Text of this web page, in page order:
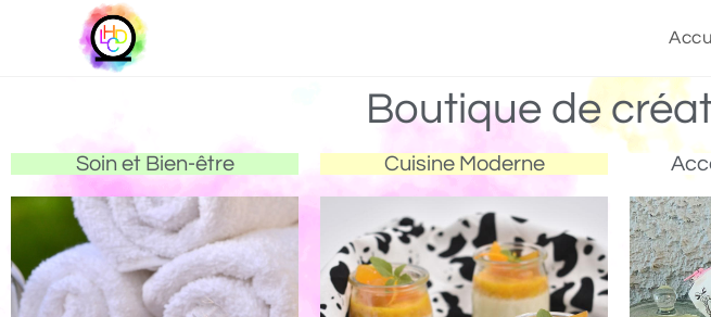
Boutique de
Soin et Bien-être Cuisine Moderne